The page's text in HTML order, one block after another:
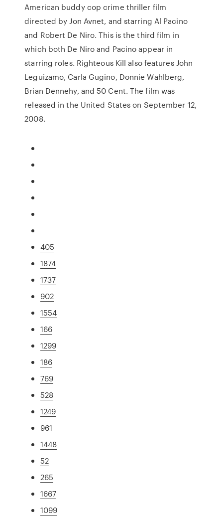
American buddy cop crime thriller film
directed by Jon Avnet, and starring Al Pacino
and Robert De Niro. This is the third film in
which both De Niro and Pacino appear in
starring roles. Righteous Kill also features John
Leguizamo, Carla Gugino, Donnie Wahlberg,
Brian Dennehy, and 50 Cent. The film was
released in the United States on September 12,
2008.
405
1874
1737
902
1554
166
1299
186
769
528
1249
961
1448
52
265
1667
1099